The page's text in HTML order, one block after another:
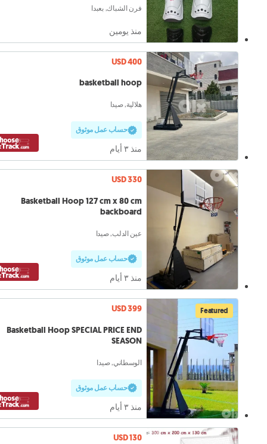
فرن الشباك, بعبدا
منذ يومين
USD 400
basketball hoop
هلالية, صيدا
حساب عمل موثوق
منذ ٣ أيام
USD 330
Basketball Hoop 127 cm x 80 cm
backboard
عين الدلب, صيدا
حساب عمل موثوق
منذ ٣ أيام
Featured
USD 399
Basketball Hoop SPECIAL PRICE END
SEASON
الوسطاني, صيدا
حساب عمل موثوق
منذ ٣ أيام
USD 130